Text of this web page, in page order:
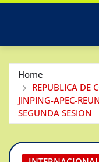
Home
REPUBLICA DE
JINPING-APEC-
SEGUNDA SESION